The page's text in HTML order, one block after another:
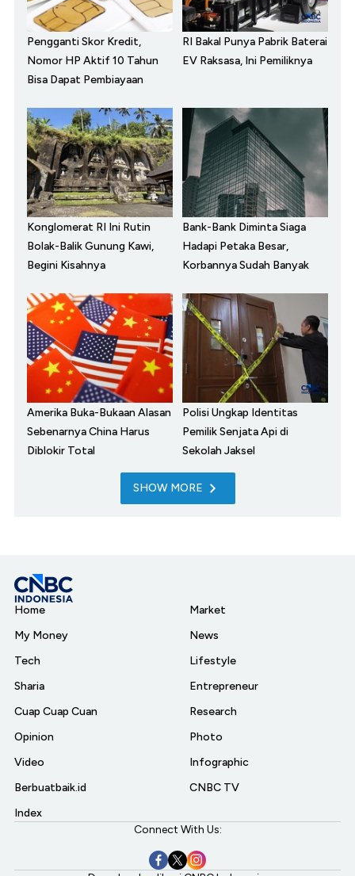
Pengganti Skor Kredit,
Nomor HP Aktif 10 Tahun
Bisa Dapat Pembiayaan
RI Bakal Punya Pabrik Baterai
EV Raksasa, Ini Pemiliknya
Konglomerat RI Ini Rutin
Bolak-Balik Gunung Kawi,
Begini Kisahnya
Bank-Bank Diminta Siaga
Hadapi Petaka Besar,
Korbannya Sudah Banyak
Amerika Buka-Bukaan Alasan
Sebenarnya China Harus
Diblokir Total
Polisi Ungkap Identitas
Pemilik Senjata Api di
Sekolah Jaksel
SHOW MORE
Home
My Money
Tech
Sharia
Cuap Cuap Cuan
Opinion
Video
Berbuatbaik.id
Index
Market
News
Lifestyle
Entrepreneur
Research
Photo
Infographic
CNBC TV
Connect With Us: